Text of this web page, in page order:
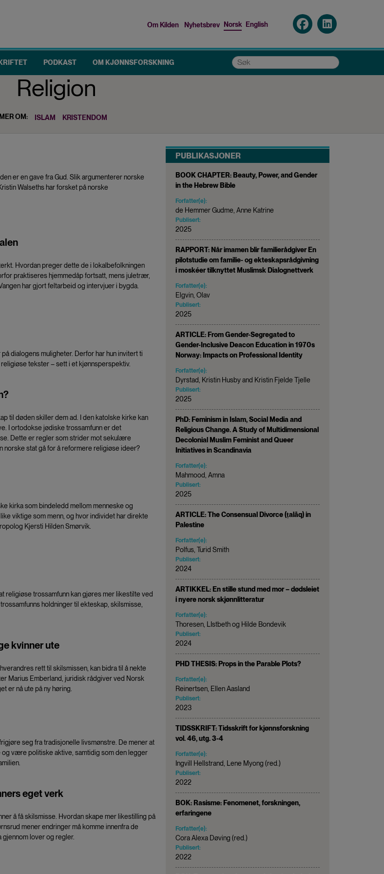
menu
Om Kilden Nyhetsbrev Norsk English
PODKAST OM KJØNNSFORSKNING Søk
Religion
MER OM: ISLAM KRISTENDOM
er en gave fra Gud. Slik argumenterer norske
Walseths har forsket på norske
Hvordan preger dette de i lokalbefolkningen
praktiseres hjemmedåp fortsatt, mens juletrær,
har gjort feltarbeid og intervjuer i bygda.
dialogens muligheter. Derfor har hun invitert ti
tekster – sett i et kjønnsperspektiv.
til døden skiller dem ad. I den katolske kirke kan
I ortodokse jødiske trossamfunn er det
Dette er regler som strider mot sekulære
norske stat gå for å reformere religiøse ideer?
kirka som bindeledd mellom menneske og
viktige som menn, og hvor individet har direkte
Kjersti Hilden Smørvik.
religiøse trossamfunn kan gjøres mer likestilte ved
holdninger til ekteskap, skilsmisse,
kvinner ute
rett til skilsmissen, kan bidra til å nekte
Marius Emberland, juridisk rådgiver ved Norsk
er nå ute på ny høring.
seg fra tradisjonelle livsmønstre. De mener at
og være politiske aktive, samtidig som den legger
eget verk
å få skilsmisse. Hvordan skape mer likestilling på
mener endringer må komme innenfra de
gjennom lover og regler.
PUBLIKASJONER
BOOK CHAPTER: Beauty, Power, and Gender
in the Hebrew Bible
Forfatter(e):
de Hemmer Gudme, Anne Katrine
Publisert:
2025
RAPPORT: Når imamen blir familierådgiver En
pilotstudie om familie- og ekteskapsrådgivning
i moskéer tilknyttet Muslimsk Dialognettverk
Forfatter(e):
Elgvin, Olav
Publisert:
2025
ARTICLE: From Gender-Segregated to
Gender-Inclusive Deacon Education in 1970s
Norway: Impacts on Professional Identity
Forfatter(e):
Dyrstad, Kristin Husby and Kristin Fjelde Tjelle
Publisert:
2025
PhD: Feminism in Islam, Social Media and
Religious Change. A Study of Multidimensional
Decolonial Muslim Feminist and Queer
Initiatives in Scandinavia
Forfatter(e):
Mahmood, Amna
Publisert:
2025
ARTICLE: The Consensual Divorce (ṭalāq) in
Palestine
Forfatter(e):
Polfus, Turid Smith
Publisert:
2024
ARTIKKEL: En stille stund med mor – dødsleiet
i nyere norsk skjønnlitteratur
Forfatter(e):
Thoresen, LIstbeth og Hilde Bondevik
Publisert:
2024
PHD THESIS: Props in the Parable Plots?
Forfatter(e):
Reinertsen, Ellen Aasland
Publisert:
2023
TIDSSKRIFT: Tidsskrift for kjønnsforskning
vol. 46, utg. 3-4
Forfatter(e):
Ingvill Hellstrand, Lene Myong (red.)
Publisert:
2022
BOK: Rasisme: Fenomenet, forskningen,
erfaringene
Forfatter(e):
Cora Alexa Døving (red.)
Publisert:
2022